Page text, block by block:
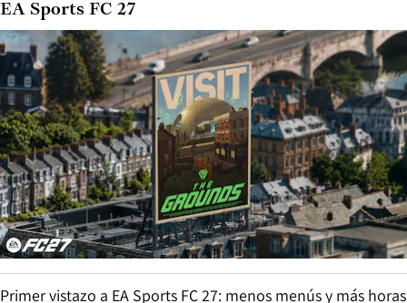
EA Sports FC 27
Primer vistazo a EA Sports FC 27: menos menús y más horas